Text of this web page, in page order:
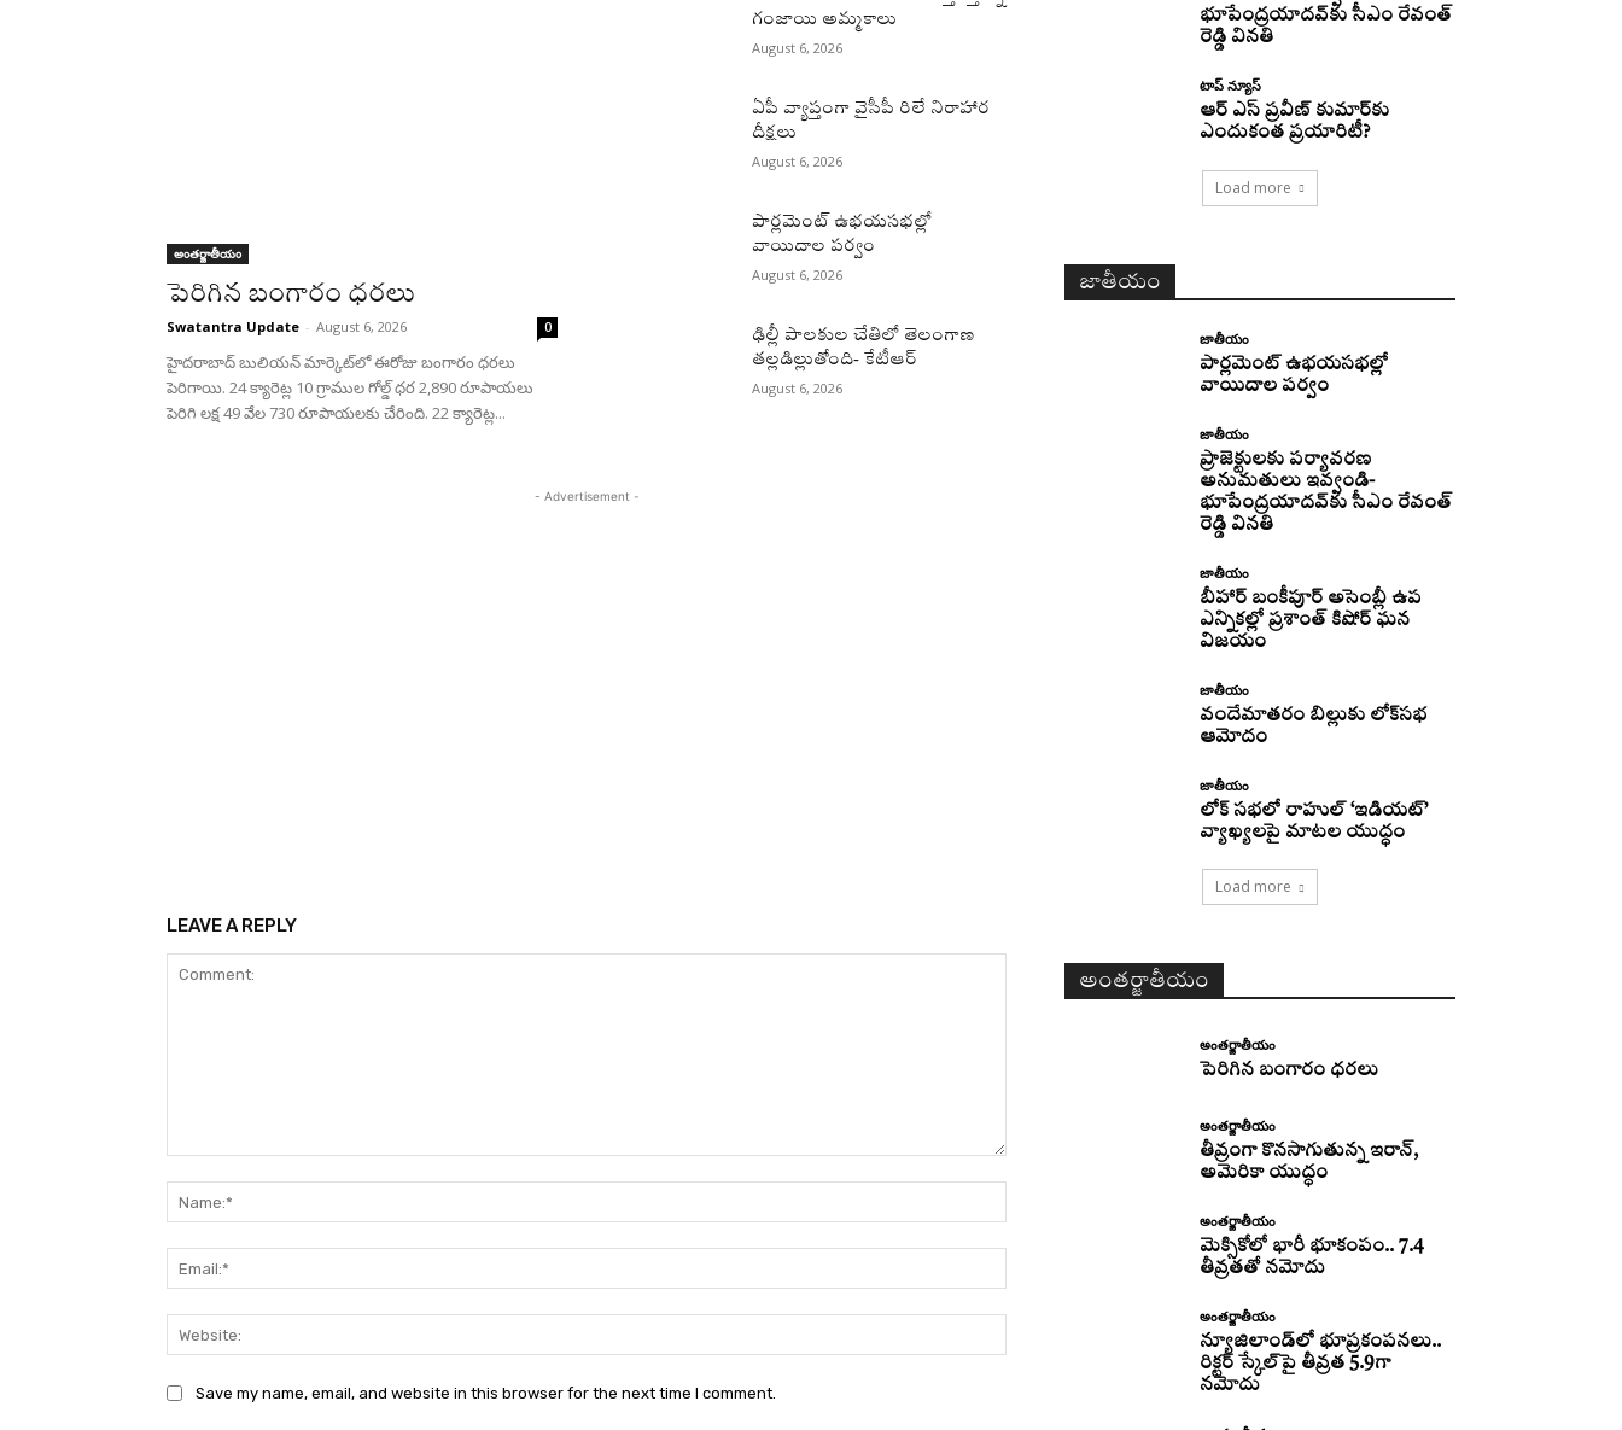
అంతర్జాతీయం
పెరిగిన బంగారం ధరలు
Swatantra Update - August 6, 2026 0
హైదరాబాద్ బులియన్‌ మార్కెట్‌లో ఈరోజు బంగారం ధరలు
పెరిగాయి. 24 క్యారెట్ల 10 గ్రాముల గోల్డ్‌ ధర 2,890 రూపాయలు
పెరిగి లక్ష 49 వేల 730 రూపాయలకు చేరింది. 22 క్యారెట్ల...
గంజాయి అమ్మకాలు
August 6, 2026
ఏపీ వ్యాప్తంగా వైసీపీ రిలే నిరాహార
దీక్షలు
August 6, 2026
పార్లమెంట్ ఉభయసభల్లో
వాయిదాల పర్వం
August 6, 2026
ఢిల్లీ పాలకుల చేతిలో తెలంగాణ
తల్లడిల్లుతోంది- కేటీఆర్
August 6, 2026
- Advertisement -
LEAVE A REPLY
Save my name, email, and website in this browser for the next time I comment.
భూపేంద్రయాదవ్‌కు సీఎం రేవంత్‌
రెడ్డి వినతి
టాప్ న్యూస్
ఆర్ ఎస్ ప్రవీణ్ కుమార్‌కు
ఎందుకంత ప్రయారిటీ?
Load more
జాతీయం
జాతీయం
పార్లమెంట్ ఉభయసభల్లో
వాయిదాల పర్వం
జాతీయం
ప్రాజెక్టులకు పర్యావరణ
అనుమతులు ఇవ్వండి-
భూపేంద్రయాదవ్‌కు సీఎం రేవంత్‌
రెడ్డి వినతి
జాతీయం
బీహార్ బంకీపూర్ అసెంబ్లీ ఉప
ఎన్నికల్లో ప్రశాంత్ కిషోర్ ఘన
విజయం
జాతీయం
వందేమాతరం బిల్లుకు లోక్‌సభ
ఆమోదం
జాతీయం
లోక్ సభలో రాహుల్ ‘ఇడియట్’
వ్యాఖ్యలపై మాటల యుద్ధం
Load more
అంతర్జాతీయం
అంతర్జాతీయం
పెరిగిన బంగారం ధరలు
అంతర్జాతీయం
తీవ్రంగా కొనసాగుతున్న ఇరాన్‌,
అమెరికా యుద్ధం
అంతర్జాతీయం
మెక్సికోలో భారీ భూకంపం.. 7.4
తీవ్రతతో నమోదు
అంతర్జాతీయం
న్యూజిలాండ్‌లో భూప్రకంపనలు..
రిక్టర్‌ స్కేల్‌పై తీవ్రత 5.9గా
నమోదు